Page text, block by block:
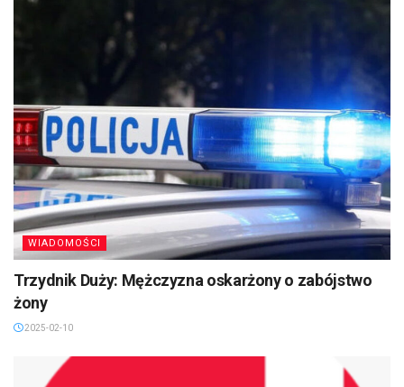
WIADOMOŚCI
Trzydnik Duży: Mężczyzna oskarżony o zabójstwo
żony
2025-02-10